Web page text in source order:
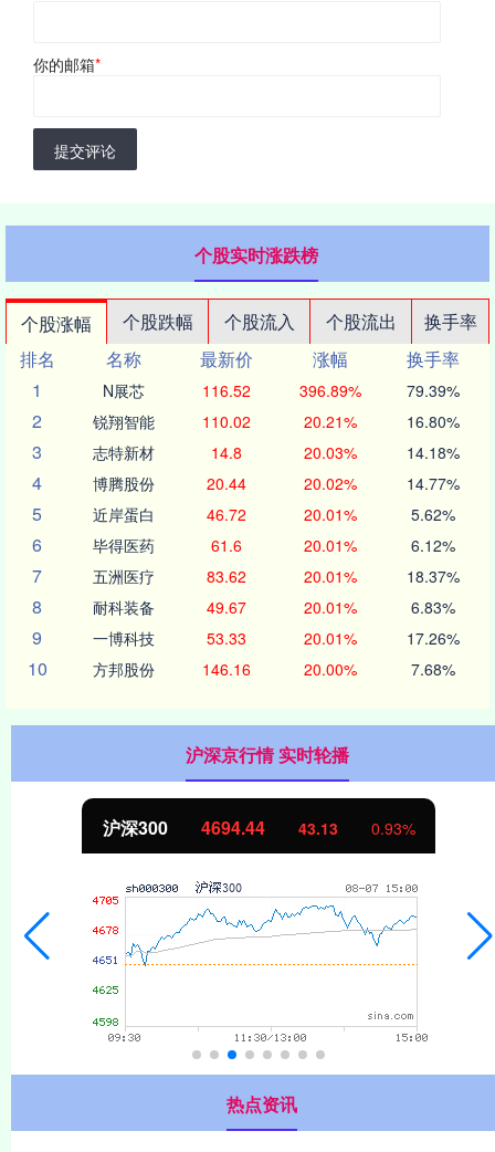
你的邮箱*
提交评论
个股实时涨跌榜
个股涨幅 个股跌幅 个股流入 个股流出
换手率
排名
名称 最新价 涨幅
换手率
1
N展芯 116.52 396.89% 79.39%
2 锐翔智能 110.02 20.21% 16.80%
3 志特新材 14.8 20.03% 14.18%
4 博腾股份 20.44 20.02% 14.77%
5 近岸蛋白 46.72 20.01% 5.62%
6 毕得医药 61.6 20.01% 6.12%
7 五洲医疗 83.62 20.01% 18.37%
8 耐科装备 49.67 20.01% 6.83%
9 一博科技 53.33 20.01% 17.26%
10 方邦股份 146.16 20.00% 7.68%
沪深京行情 实时轮播
沪深300 4694.44 43.13 0.93%
热点资讯